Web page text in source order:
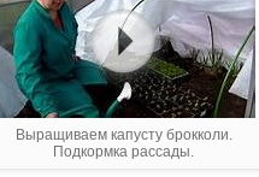
Выращиваем капусту брокколи.
Подкормка рассады.